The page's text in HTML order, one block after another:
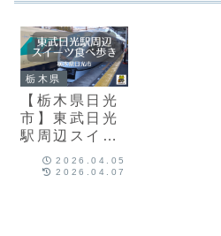
栃木県
【栃木県日光
市】東武日光
駅周辺スイー
ツ食べ歩き
2026.04.05
2026.04.07